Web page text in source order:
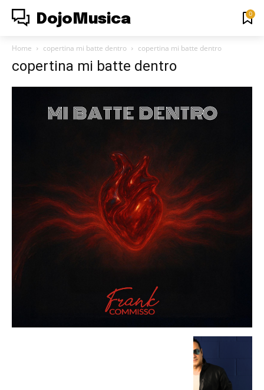
DojoMusica 0
Home copertina mi batte dentro copertina mi batte dentro
copertina mi batte dentro